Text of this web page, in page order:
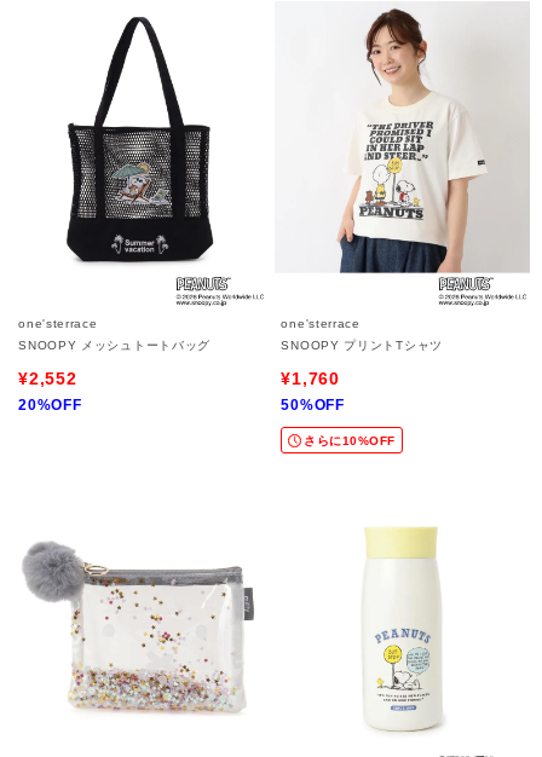
one'sterrace
SNOOPY メッシュトートバッグ
¥2,552
20%OFF
one'sterrace
SNOOPY プリントTシャツ
¥1,760
50%OFF
さらに10%OFF